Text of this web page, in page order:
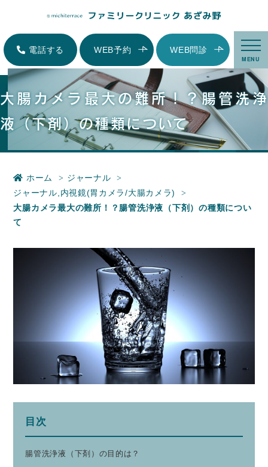
電話する WEB予約 WEB問診
MENU
にある内科、小児科、家庭医療-ファミリークリニックあざみ野
大腸カメラ最大の難所！？腸管洗浄
液（下剤）の種類について
ホーム
ジャーナル
ジャーナル 内視鏡(胃カメラ/大腸カメラ)
大腸カメラ最大の難所！？腸管洗浄液（下剤）の種類につい
て
目次
腸管洗浄液（下剤）の目的は？